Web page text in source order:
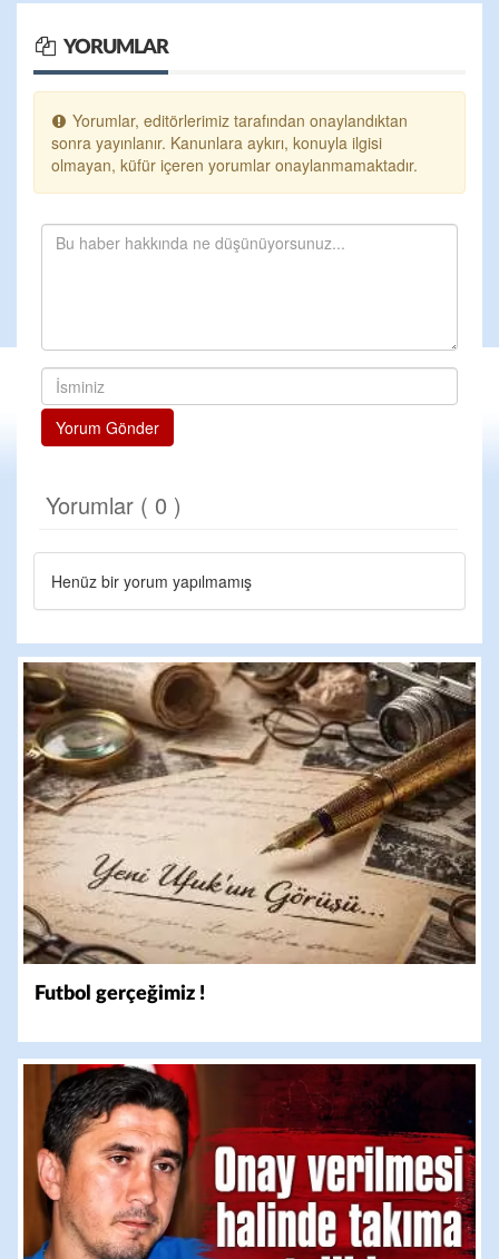
YORUMLAR
Yorumlar, editörlerimiz tarafından onaylandıktan
sonra yayınlanır. Kanunlara aykırı, konuyla ilgisi
olmayan, küfür içeren yorumlar onaylanmamaktadır.
Yorum Gönder
Yorumlar ( 0 )
Henüz bir yorum yapılmamış
Futbol gerçeğimiz !